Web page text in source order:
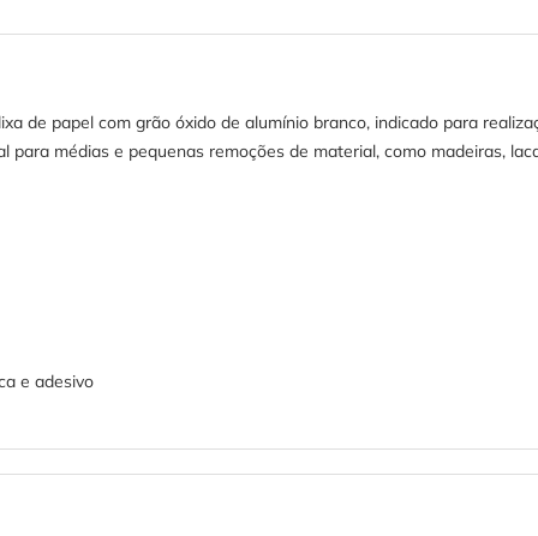
de papel com grão óxido de alumínio branco, indicado para
para médias e pequenas remoções de material, como madeiras,
e adesivo